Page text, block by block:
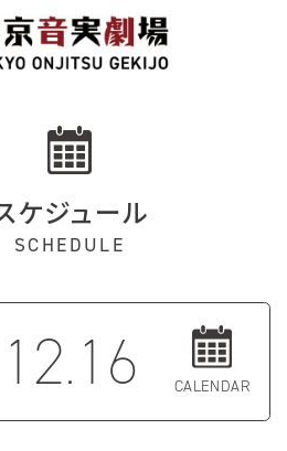
ケジュール
SCHEDULE
12.16 CALENDAR